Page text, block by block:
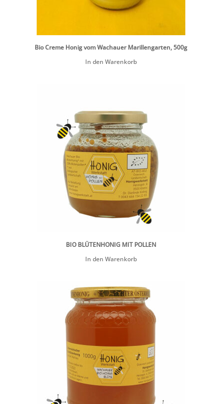
Bio Creme Honig vom Wachauer Marillengarten, 500g
In den Warenkorb
BIO BLÜTENHONIG MIT POLLEN
In den Warenkorb